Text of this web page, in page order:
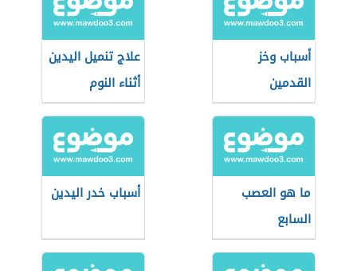
أسباب وخز
القدمين
علاج تنميل اليدين
أثناء النوم
ما هو العصب
السابع
أسباب خدر اليدين